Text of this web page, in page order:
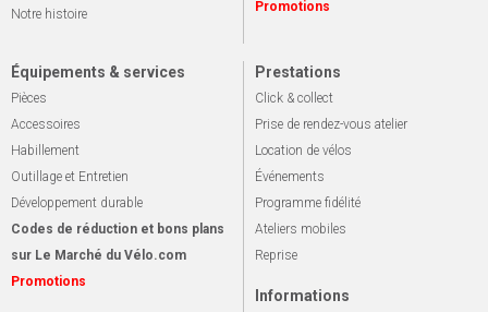
Notre histoire
Promotions
Équipements & services
Pièces
Accessoires
Habillement
Outillage et Entretien
Développement durable
Codes de réduction et bons plans
sur Le Marché du Vélo.com
Promotions
Prestations
Click & collect
Prise de rendez-vous atelier
Location de vélos
Événements
Programme fidélité
Ateliers mobiles
Reprise
Informations